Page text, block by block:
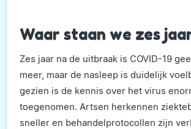
Waar staan we zes
Zes jaar na de uitbraak is COVID-19
meer, maar de nasleep is duidelijk
gezien is de kennis over het virus
toegenomen. Artsen herkennen
sneller en behandelprotocollen zijn